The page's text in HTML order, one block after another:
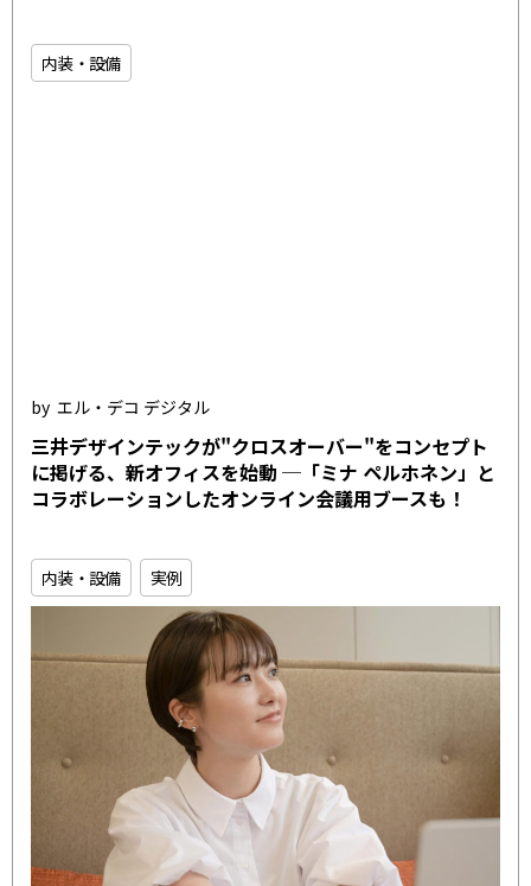
内装・設備
エル・デコ デジタル
三井デザインテックが"クロスオーバー"をコンセプト
に掲げる、新オフィスを始動 ─「ミナ ペルホネン」と
コラボレーションしたオンライン会議用ブースも！
内装・設備 実例